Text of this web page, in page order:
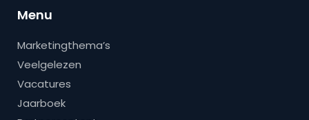
Menu
Marketingthema’s
Veelgelezen
Vacatures
Jaarboek